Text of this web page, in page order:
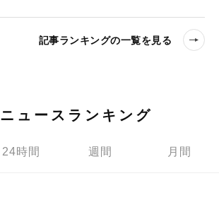
記事ランキングの一覧を見る
ニュースランキング
24時間 週間 月間